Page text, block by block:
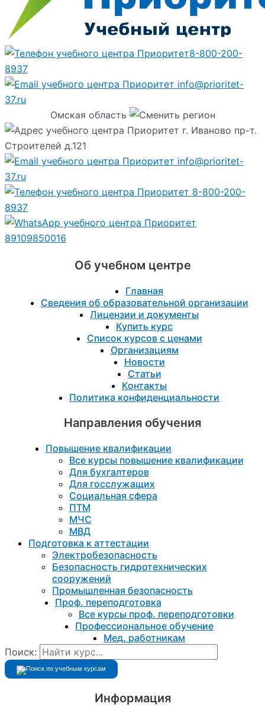
8-800-200-
8937
info@prioritet-
37.ru
Омская область
г. Иваново пр-т.
Строителей д.121
info@prioritet-
37.ru
8-800-200-
8937
89109850016
Об учебном центре
Главная
Сведения об образовательной организации
Лицензии и документы
Купить курс
Список курсов с ценами
Организациям
Новости
Статьи
Контакты
Политика конфиденциальности
Направления обучения
Повышение квалификации
Все курсы повышение квалификации
Для бухгалтеров
Для госслужащих
Социальная сфера
ПТМ
МЧС
МВД
Подготовка к aттестации
Электробезопасность
Безопасность гидротехнических
сооружений
Промышленная безопасность
Проф. переподготовка
Все курсы проф. переподготовки
Профессиональное обучение
Мед. работникам
Поиск:
Информация